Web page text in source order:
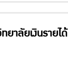
าลัยเงินรายได้